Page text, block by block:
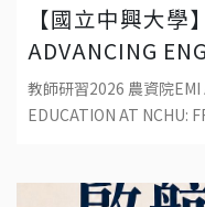
【國立中興大學
ADVANCING
EDUCATION AT
CLASSROOM
教師研習2026 農資院EMI
EDUCATION AT NCHU: